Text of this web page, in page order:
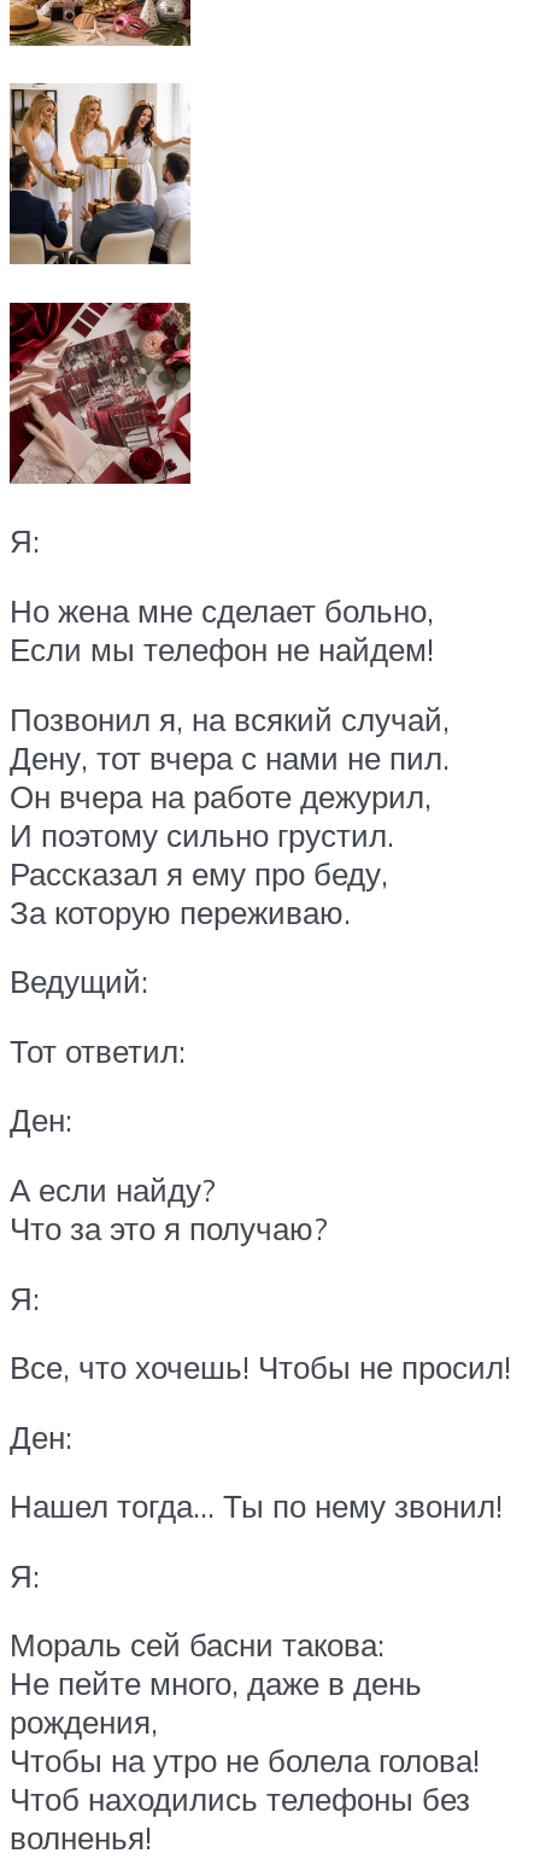
Я:
Но жена мне сделает больно,
Если мы телефон не найдем!
Позвонил я, на всякий случай,
Дену, тот вчера с нами не пил.
Он вчера на работе дежурил,
И поэтому сильно грустил.
Рассказал я ему про беду,
За которую переживаю.
Ведущий:
Тот ответил:
Ден:
А если найду?
Что за это я получаю?
Я:
Все, что хочешь! Чтобы не просил!
Ден:
Нашел тогда… Ты по нему звонил!
Я:
Мораль сей басни такова:
Не пейте много, даже в день
рождения,
Чтобы на утро не болела голова!
Чтоб находились телефоны без
волненья!